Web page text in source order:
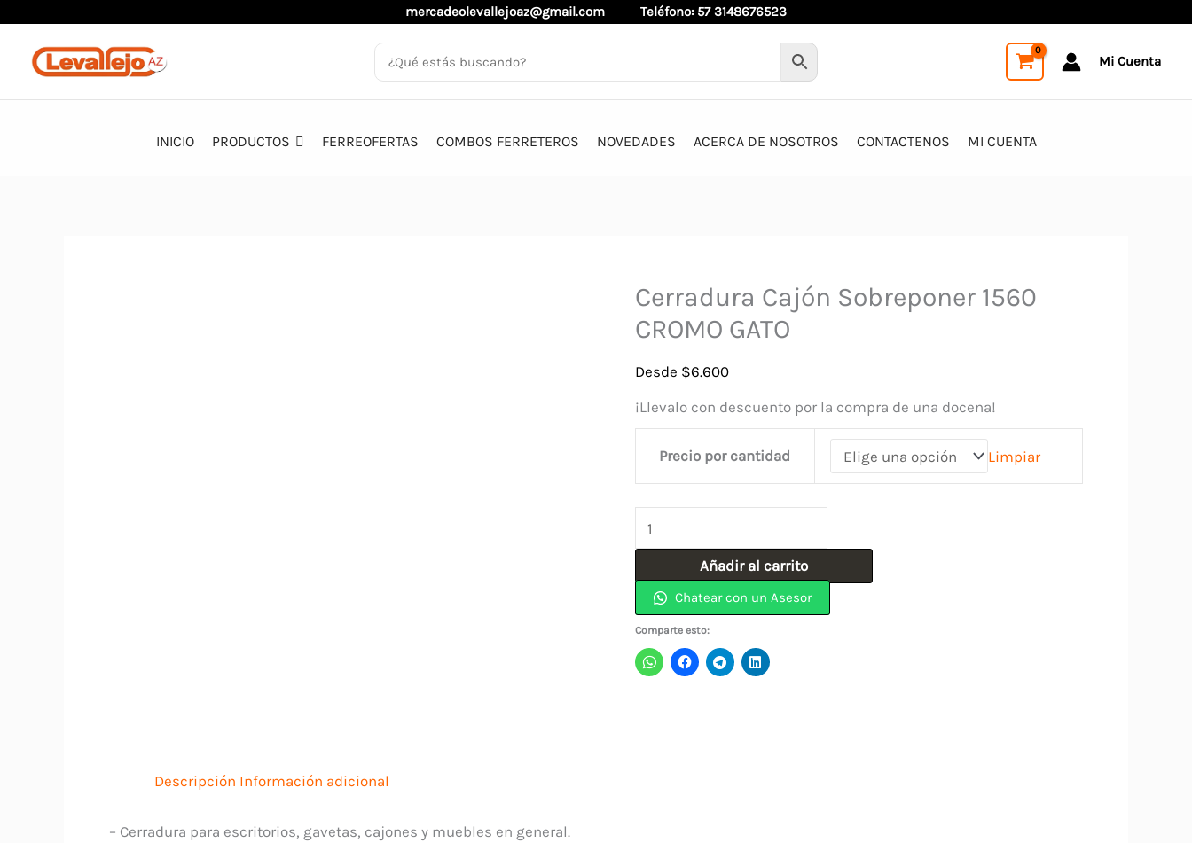
contenido
mercadeolevallejoaz@gmail.com Teléfono: 57 3148676523
Mi Cuenta
INICIO PRODUCTOS FERREOFERTAS COMBOS FERRETEROS NOVEDADES ACERCA DE NOSOTROS CONTACTENOS MI CUENTA
Cerradura Cajón Sobreponer 1560
CROMO GATO
Desde $6.600
¡Llevalo con descuento por la compra de una docena!
Precio por cantidad Limpiar
Cajón
Sobreponer
1560
CROMO
GATO
Añadir al carrito
Chatear con un Asesor
Comparte esto:
Descripción Información adicional
– Cerradura para escritorios, gavetas, cajones y muebles en general.